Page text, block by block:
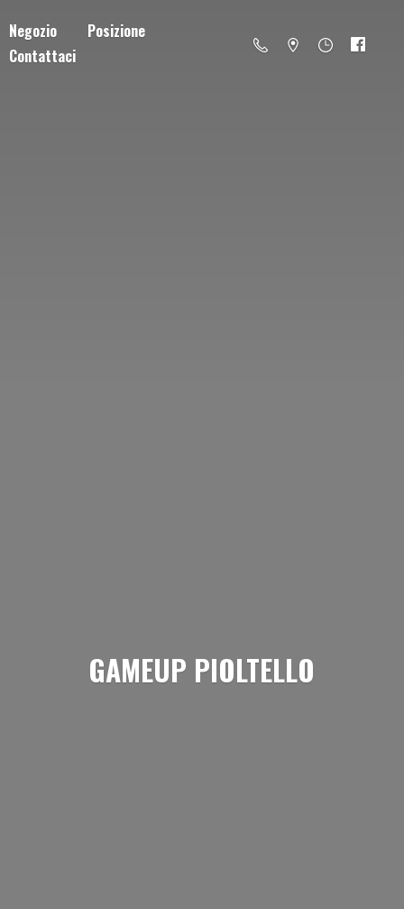
Negozio
Posizione
Contattaci
GAMEUP PIOLTELLO